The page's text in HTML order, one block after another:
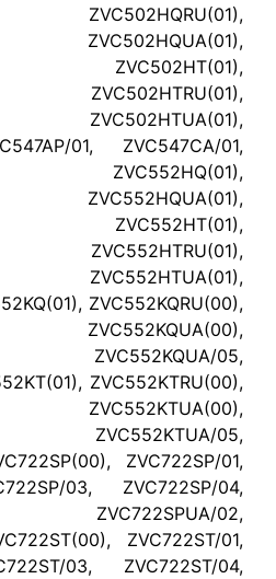
ZVC502HQRU(01),
ZVC502HQUA(01),
ZVC502HT(01),
ZVC502HTRU(01),
ZVC502HTUA(01),
01, ZVC547CA/01,
ZVC552HQ(01),
ZVC552HQUA(01),
ZVC552HT(01),
ZVC552HTRU(01),
ZVC552HTUA(01),
ZVC552KQRU(00),
ZVC552KQUA(00),
ZVC552KQUA/05,
ZVC552KTRU(00),
ZVC552KTUA(00),
ZVC552KTUA/05,
ZVC722SP/01,
03, ZVC722SP/04,
ZVC722SPUA/02,
ZVC722ST/01,
03, ZVC722ST/04,